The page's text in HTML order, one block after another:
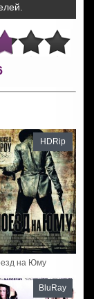
на Юму
HDRip
BluRay